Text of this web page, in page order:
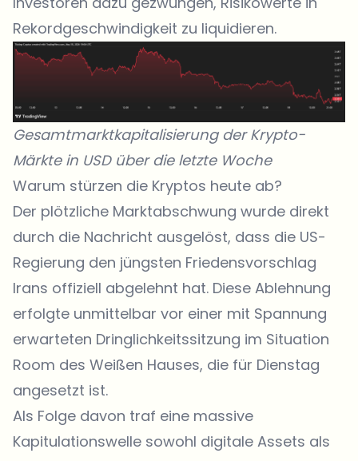
Rekordgeschwindigkeit zu liquidieren.
Gesamtmarktkapitalisierung der Krypto-
Märkte in USD über die letzte Woche
Warum stürzen die Kryptos heute ab?
Der plötzliche Marktabschwung wurde direkt
durch die Nachricht ausgelöst, dass die US-
Regierung den jüngsten Friedensvorschlag
Irans offiziell abgelehnt hat. Diese Ablehnung
erfolgte unmittelbar vor einer mit Spannung
erwarteten Dringlichkeitssitzung im Situation
Room des Weißen Hauses, die für Dienstag
angesetzt ist.
Als Folge davon traf eine massive
Kapitulationswelle sowohl digitale Assets als